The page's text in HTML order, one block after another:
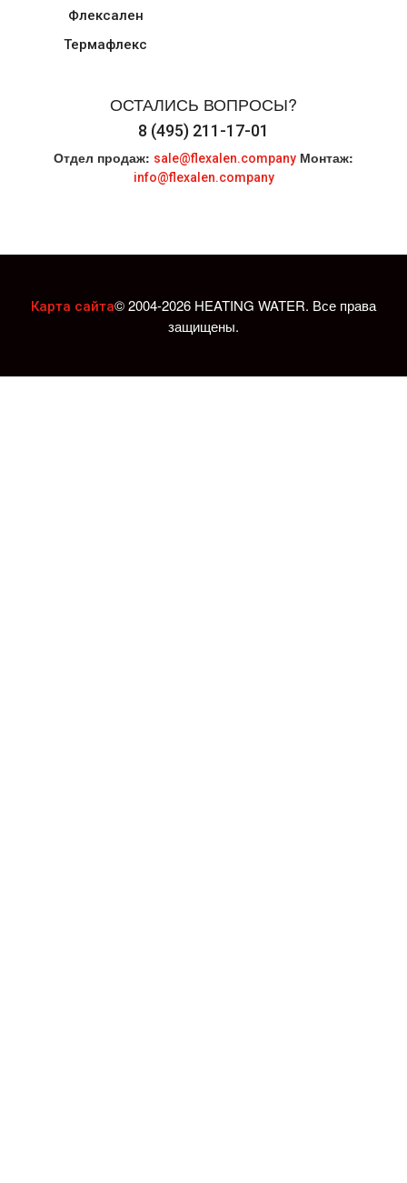
Флексален
Термафлекс
ОСТАЛИСЬ ВОПРОСЫ?
8 (495) 211-17-01
Отдел продаж: sale@flexalen.company Монтаж:
info@flexalen.company
Карта сайта© 2004-2026 HEATING WATER. Все права
защищены.